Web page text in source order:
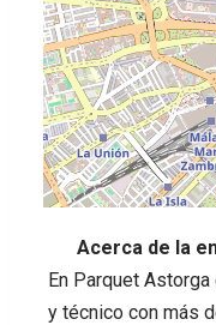
Acerca de la
En Parquet
y técnico con más